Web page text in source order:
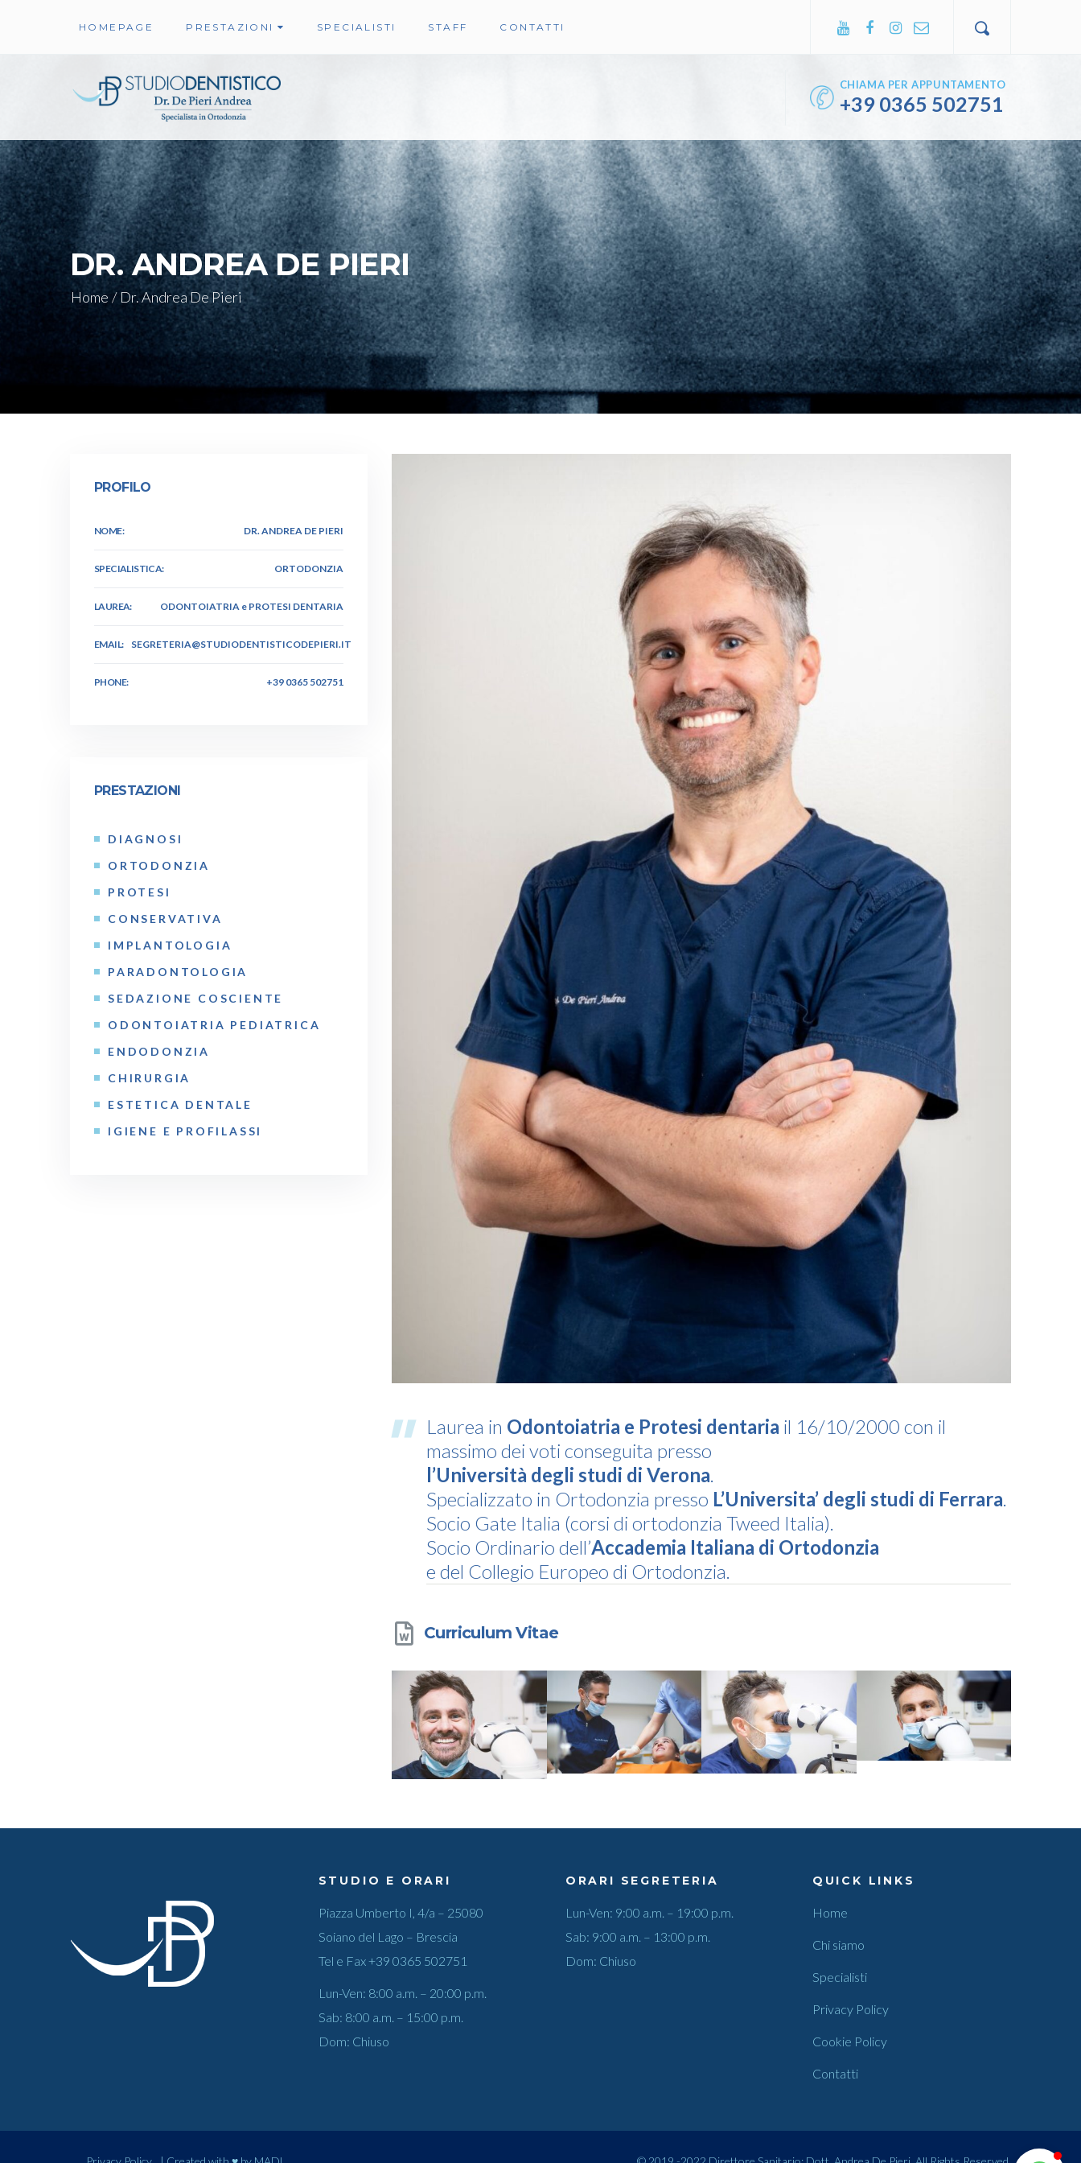
HOMEPAGE PRESTAZIONI SPECIALISTI STAFF CONTATTI
CHIAMA PER APPUNTAMENTO
+39 0365 502751
DR. ANDREA DE PIERI
Home / Dr. Andrea De Pieri
Laurea in Odontoiatria e Protesi dentaria il 16/10/2000 con il
massimo dei voti conseguita presso
l’Università degli studi di Verona.
Specializzato in Ortodonzia presso L’Universita’ degli studi di Ferrara.
Socio Gate Italia (corsi di ortodonzia Tweed Italia).
Socio Ordinario dell’Accademia Italiana di Ortodonzia
e del Collegio Europeo di Ortodonzia.
Curriculum Vitae
PROFILO
NOME: DR. ANDREA DE PIERI
SPECIALISTICA: ORTODONZIA
LAUREA: ODONTOIATRIA e PROTESI DENTARIA
EMAIL: SEGRETERIA@STUDIODENTISTICODEPIERI.IT
PHONE: +39 0365 502751
PRESTAZIONI
DIAGNOSI
ORTODONZIA
PROTESI
CONSERVATIVA
IMPLANTOLOGIA
PARADONTOLOGIA
SEDAZIONE COSCIENTE
ODONTOIATRIA PEDIATRICA
ENDODONZIA
CHIRURGIA
ESTETICA DENTALE
IGIENE E PROFILASSI
STUDIO E ORARI
Piazza Umberto I, 4/a – 25080
Soiano del Lago – Brescia
Tel e Fax+39 0365 502751
Lun-Ven: 8:00 a.m. – 20:00 p.m.
Sab: 8:00 a.m. – 15:00 p.m.
Dom: Chiuso
ORARI SEGRETERIA
Lun-Ven: 9:00 a.m. – 19:00 p.m.
Sab: 9:00 a.m. – 13:00 p.m.
Dom: Chiuso
QUICK LINKS
Home
Chi siamo
Specialisti
Privacy Policy
Cookie Policy
Contatti